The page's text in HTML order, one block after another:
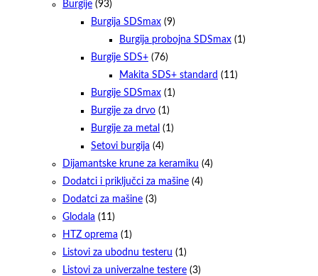
Burgije (93)
Burgija SDSmax (9)
Burgija probojna SDSmax (1)
Burgije SDS+ (76)
Makita SDS+ standard (11)
Burgije SDSmax (1)
Burgije za drvo (1)
Burgije za metal (1)
Setovi burgija (4)
Dijamantske krune za keramiku (4)
Dodatci i priključci za mašine (4)
Dodatci za mašine (3)
Glodala (11)
HTZ oprema (1)
Listovi za ubodnu testeru (1)
Listovi za univerzalne testere (3)